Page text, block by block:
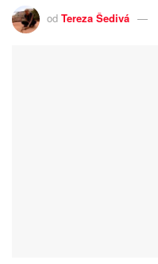
od Tereza Šedivá